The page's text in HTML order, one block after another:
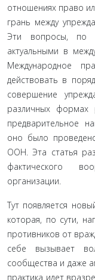
отношениях право
грань между
Эти вопросы, по
актуальными в
Международное
действовать в
совершение
различных
предварительное
оно было
ООН. Эта статья
фактического
организации.
Тут появляется
которая, по сути,
противников от
себе вызывает
сообщества и даже
практика идет